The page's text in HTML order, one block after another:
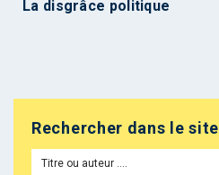
La disgrâce politique
Rechercher dans le site